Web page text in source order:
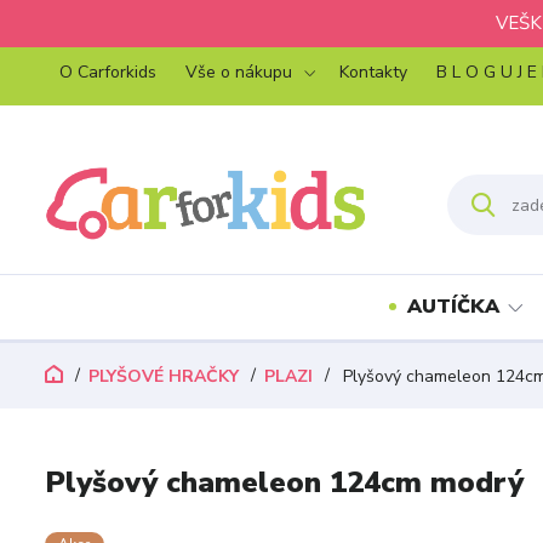
O Carforkids Vše o nákupu Kontakty B L O G U J E
AUTÍČKA
PLYŠOVÉ HRAČKY PLAZI Plyšový chameleon
Plyšový chameleon 124cm modrý